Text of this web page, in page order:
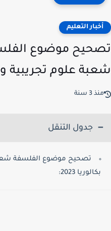
التعليم
علوم تجريبية
3 سنة
جدول التنقل
تصحيح موضوع الفلسفة شعبة
بكالوريا 2023: